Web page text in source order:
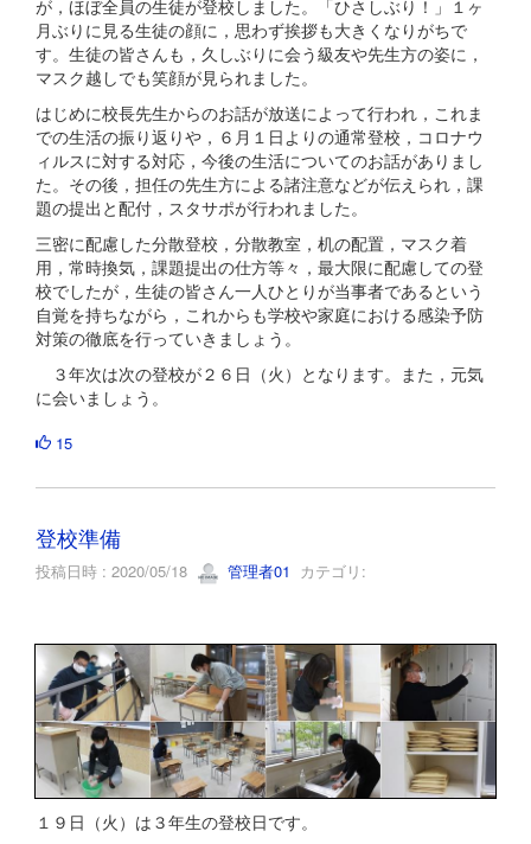
が，ほぼ全員の生徒が登校しました。「ひさしぶり！」１ヶ
月ぶりに見る生徒の顔に，思わず挨拶も大きくなりがちで
す。生徒の皆さんも，久しぶりに会う級友や先生方の姿に，
マスク越しでも笑顔が見られました。
はじめに校長先生からのお話が放送によって行われ，これま
での生活の振り返りや，６月１日よりの通常登校，コロナウ
ィルスに対する対応，今後の生活についてのお話がありまし
た。その後，担任の先生方による諸注意などが伝えられ，課
題の提出と配付，スタサポが行われました。
三密に配慮した分散登校，分散教室，机の配置，マスク着
用，常時換気，課題提出の仕方等々，最大限に配慮しての登
校でしたが，生徒の皆さん一人ひとりが当事者であるという
自覚を持ちながら，これからも学校や家庭における感染予防
対策の徹底を行っていきましょう。
３年次は次の登校が２６日（火）となります。また，元気
に会いましょう。
15
登校準備
投稿日時 : 2020/05/18 管理者01 カテゴリ:
１９日（火）は３年生の登校日です。